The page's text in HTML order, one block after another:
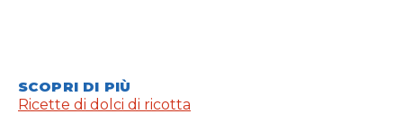
SCOPRI DI PIÙ
Ricette di dolci di ricotta